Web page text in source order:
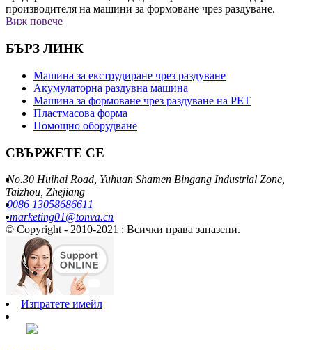
производителя на машини за формоване чрез раздуване.
Виж повече
БЪРЗ ЛИНК
Машина за екструдиране чрез раздуване
Акумулаторна раздувна машина
Машина за формоване чрез раздуване на PET
Пластмасова форма
Помощно оборудване
СВЪРЖЕТЕ СЕ
No.30 Huihai Road, Yuhuan Shamen Bingang Industrial Zone,
Taizhou, Zhejiang
0086 13058686611
marketing01@tonva.cn
© Copyright - 2010-2021 : Всички права запазени.
Изпратете имейл